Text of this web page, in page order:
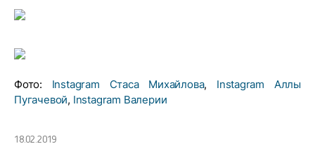
Фото: Instagram Стаса Михайлова, Instagram Аллы
Пугачевой, Instagram Валерии
18.02.2019